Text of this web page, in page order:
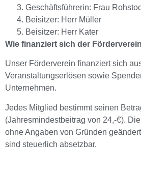
Geschäftsführerin: Frau
Beisitzer: Herr Müller
Beisitzer: Herr Kater
Wie finanziert sich der
Unser Förderverein finanziert sich
Veranstaltungserlösen sowie
Unternehmen.
Jedes Mitglied bestimmt seinen
(Jahresmindestbeitrag von 24,-€).
ohne Angaben von Gründen
sind steuerlich absetzbar.